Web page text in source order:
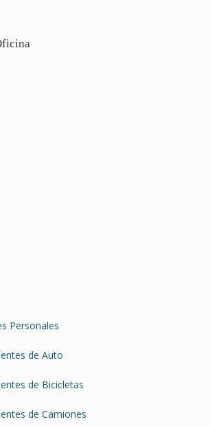
Personales
de Auto
de Bicicletas
de Camiones